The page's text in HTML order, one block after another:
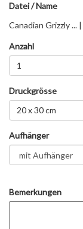
Datei / Name
Canadian Grizzly ... |
Anzahl
1
Druckgrösse
20 x 30 cm
Aufhänger
Bemerkungen